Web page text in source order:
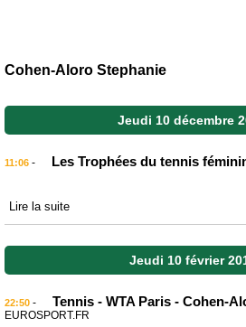
Cohen-Aloro Stephanie
Jeudi 10 décembre
11:06 - Les Trophées du tennis
Lire la suite
Jeudi 10 février
22:50 - Tennis - WTA Paris - Cohen-
EUROSPORT.FR